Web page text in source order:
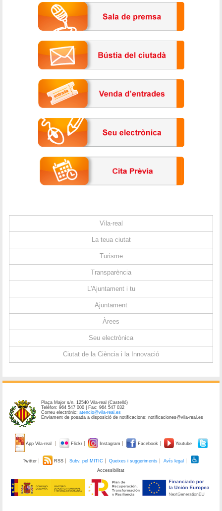
Vila-real
La teua ciutat
Turisme
Transparència
L'Ajuntament i tu
Ajuntament
Àrees
Seu electrònica
Ciutat de la Ciència i la Innovació
Plaça Major s/n. 12540 Vila-real (Castelló)
Telèfon: 964 547 000 | Fax: 964 547 032
Correu electrònic:atencio@vila-real.es
Enviament de posada a disposició de notificacions: notificaciones@vila-real.es
App Vila-real Flickr Instagram Facebook Youtube
Twitter RSS Subv. pel MITIC Queixes i suggeriments
Avís legal
Accessibilitat